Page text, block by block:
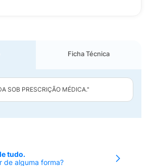
Ficha Técnica
SOB PRESCRIÇÃO MÉDICA."
tudo.
de alguma forma?